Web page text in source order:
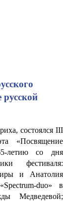
состоялся III
«Посвящение
летию со дня
фестиваля:
и Анатолия
duo» в
Медведевой;